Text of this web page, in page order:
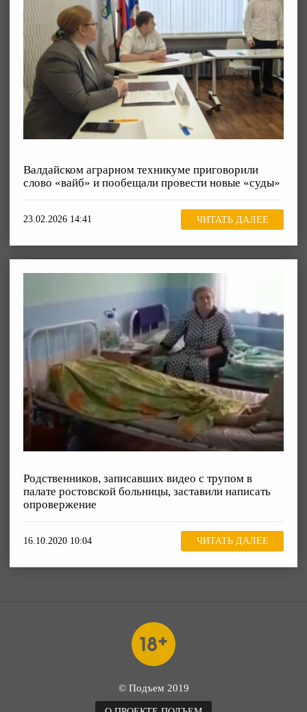
Валдайском аграрном техникуме приговорили
слово «вайб» и пообещали провести новые «суды»
23.02.2026 14:41 ЧИТАТЬ ДАЛЕЕ
Родственников, записавших видео с трупом в
палате ростовской больницы, заставили написать
опровержение
16.10.2020 10:04 ЧИТАТЬ ДАЛЕЕ
© Подъем 2019